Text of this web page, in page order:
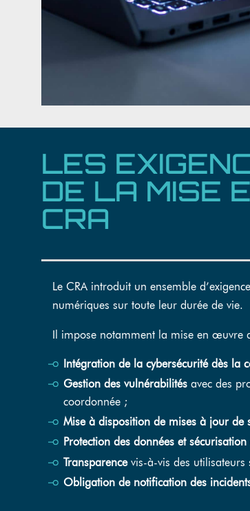
LES
DE LA MISE
CRA
Le CRA introduit un ensemble
numériques sur toute leur durée de vie.
Il impose notamment la mise en œuvre
Intégration de la cybersécurité dès la
Gestion des vulnérabilités avec des
coordonnée ;
Mise à disposition de mises à jour de
Protection des données et
Transparencevis-à-vis des utilisateurs
Obligation de notification des